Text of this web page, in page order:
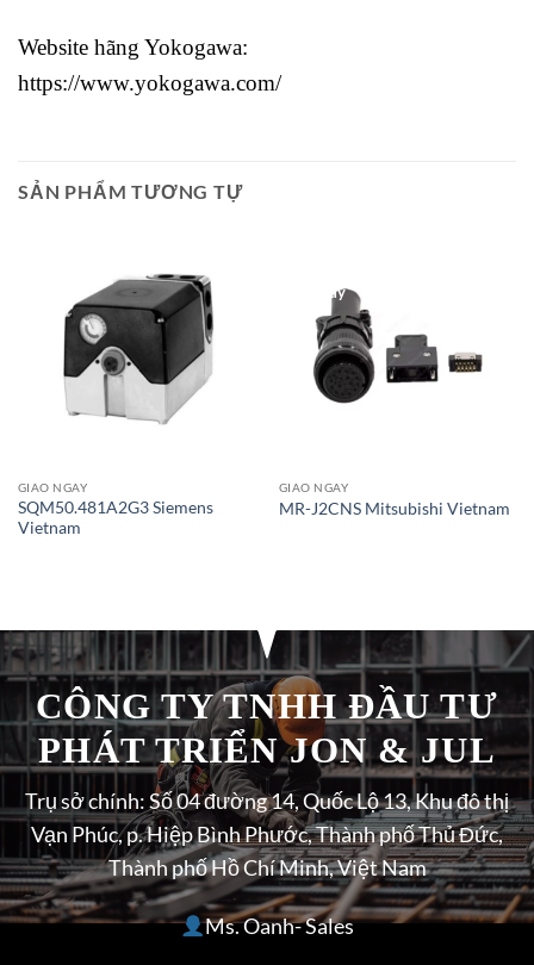
Website hãng Yokogawa:
https://www.yokogawa.com/
SẢN PHẨM TƯƠNG TỰ
GIAO NGAY
SQM50.481A2G3 Siemens
Vietnam
Giao Ngay
GIAO NGAY
MR-J2CNS Mitsubishi Vietnam
CÔNG TY TNHH ĐẦU TƯ
PHÁT TRIỂN JON & JUL
Trụ sở chính: Số 04 đường 14, Quốc Lộ 13, Khu đô thị
Vạn Phúc, p. Hiệp Bình Phước, Thành phố Thủ Đức,
Thành phố Hồ Chí Minh, Việt Nam
Ms. Oanh- Sales